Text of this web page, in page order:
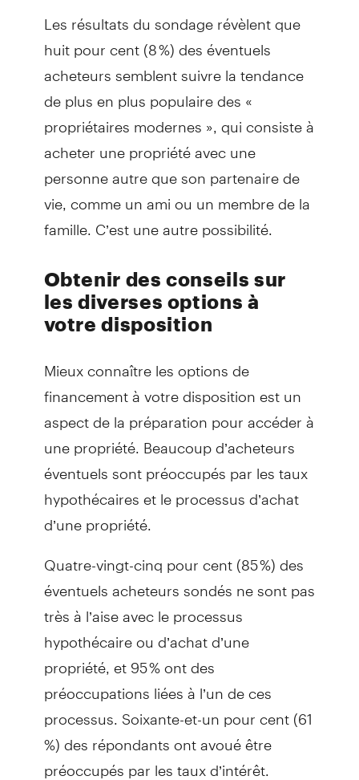
Les résultats du sondage révèlent que
huit pour cent (8 %) des éventuels
acheteurs semblent suivre la tendance
de plus en plus populaire des «
propriétaires modernes », qui consiste à
acheter une propriété avec une
personne autre que son partenaire de
vie, comme un ami ou un membre de la
famille. C’est une autre possibilité.
Obtenir des conseils sur
les diverses options à
votre disposition
Mieux connaître les options de
financement à votre disposition est un
aspect de la préparation pour accéder à
une propriété. Beaucoup d’acheteurs
éventuels sont préoccupés par les taux
hypothécaires et le processus d’achat
d’une propriété.
Quatre-vingt-cinq pour cent (85 %) des
éventuels acheteurs sondés ne sont pas
très à l’aise avec le processus
hypothécaire ou d’achat d’une
propriété, et 95 % ont des
préoccupations liées à l’un de ces
processus. Soixante-et-un pour cent (61
%) des répondants ont avoué être
préoccupés par les taux d’intérêt.